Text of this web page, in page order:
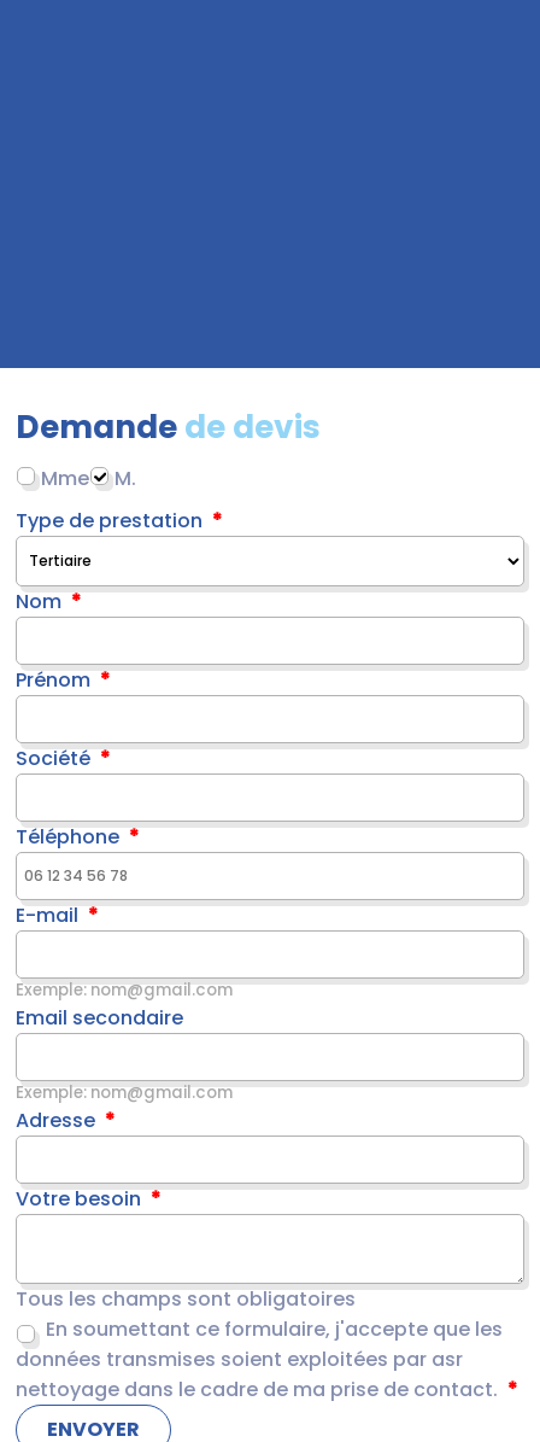
Demandede devis
Mme
M.
Type de prestation
Nom
Prénom
Société
Téléphone
E-mail
Exemple: nom@gmail.com
Email secondaire
Exemple: nom@gmail.com
Adresse
Votre besoin
Tous les champs sont obligatoires
En soumettant ce formulaire, j'accepte que les
données transmises soient exploitées par asr
nettoyage dans le cadre de ma prise de contact.